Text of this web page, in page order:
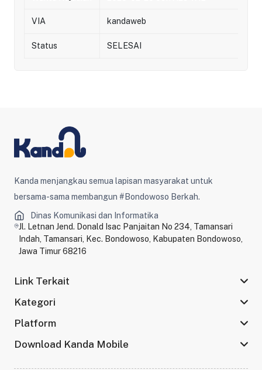
VIA kandaweb
Status SELESAI
Kanda menjangkau semua lapisan masyarakat untuk
bersama-sama membangun #Bondowoso Berkah.
Dinas Komunikasi dan Informatika
Jl. Letnan Jend. Donald Isac Panjaitan No 234, Tamansari
Indah, Tamansari, Kec. Bondowoso, Kabupaten Bondowoso,
Jawa Timur 68216
Link Terkait
Kategori
Platform
Download Kanda Mobile